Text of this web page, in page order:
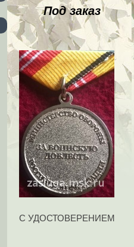
Под заказ
С УДОСТОВЕРЕНИЕМ